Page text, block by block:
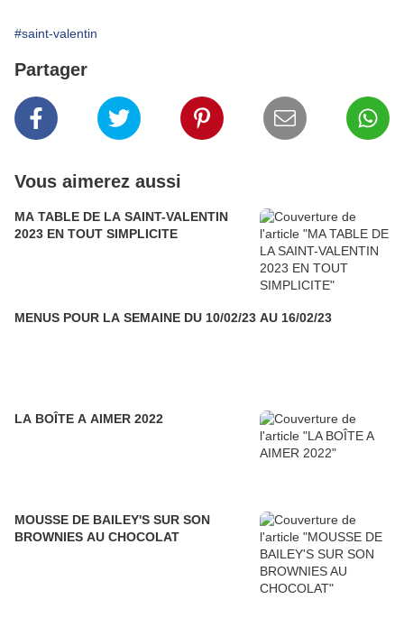
#saint-valentin
Partager
Vous aimerez aussi
MA TABLE DE LA SAINT-VALENTIN
2023 EN TOUT SIMPLICITE
MENUS POUR LA SEMAINE DU 10/02/23 AU 16/02/23
LA BOÎTE A AIMER 2022
MOUSSE DE BAILEY'S SUR SON
BROWNIES AU CHOCOLAT